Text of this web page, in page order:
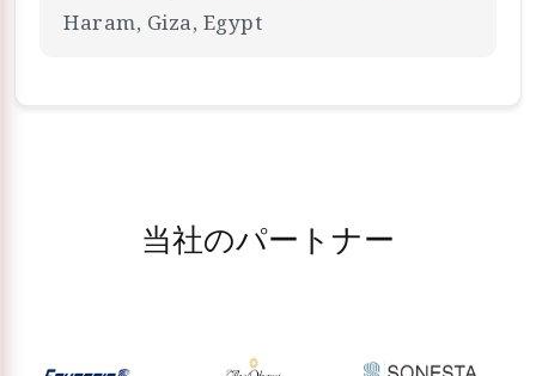
Haram, Giza, Egypt
当社のパートナー